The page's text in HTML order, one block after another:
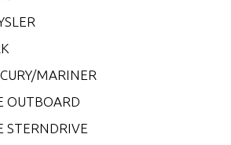
MARINER
OUTBOARD
STERNDRIVE